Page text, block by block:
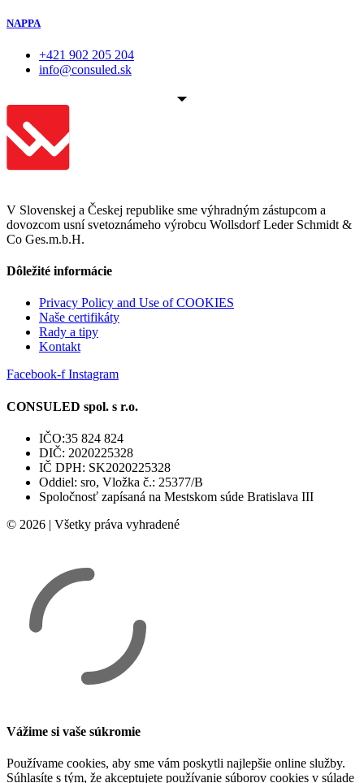
NAPPA
+421 902 205 204
info@consuled.sk
V Slovenskej a Českej republike sme výhradným zástupcom a
dovozcom usní svetoznámeho výrobcu Wollsdorf Leder Schmidt &
Co Ges.m.b.H.
Dôležité informácie
Privacy Policy and Use of COOKIES
Naše certifikáty
Rady a tipy
Kontakt
Facebook-f Instagram
CONSULED spol. s r.o.
IČO:35 824 824
DIČ: 2020225328
IČ DPH: SK2020225328
Oddiel: sro, Vložka č.: 25377/B
Spoločnosť zapísaná na Mestskom súde Bratislava III
© 2026 | Všetky práva vyhradené
Vážime si vaše súkromie
Používame cookies, aby sme vám poskytli najlepšie online služby.
Súhlasíte s tým, že akceptujete používanie súborov cookies v súlade